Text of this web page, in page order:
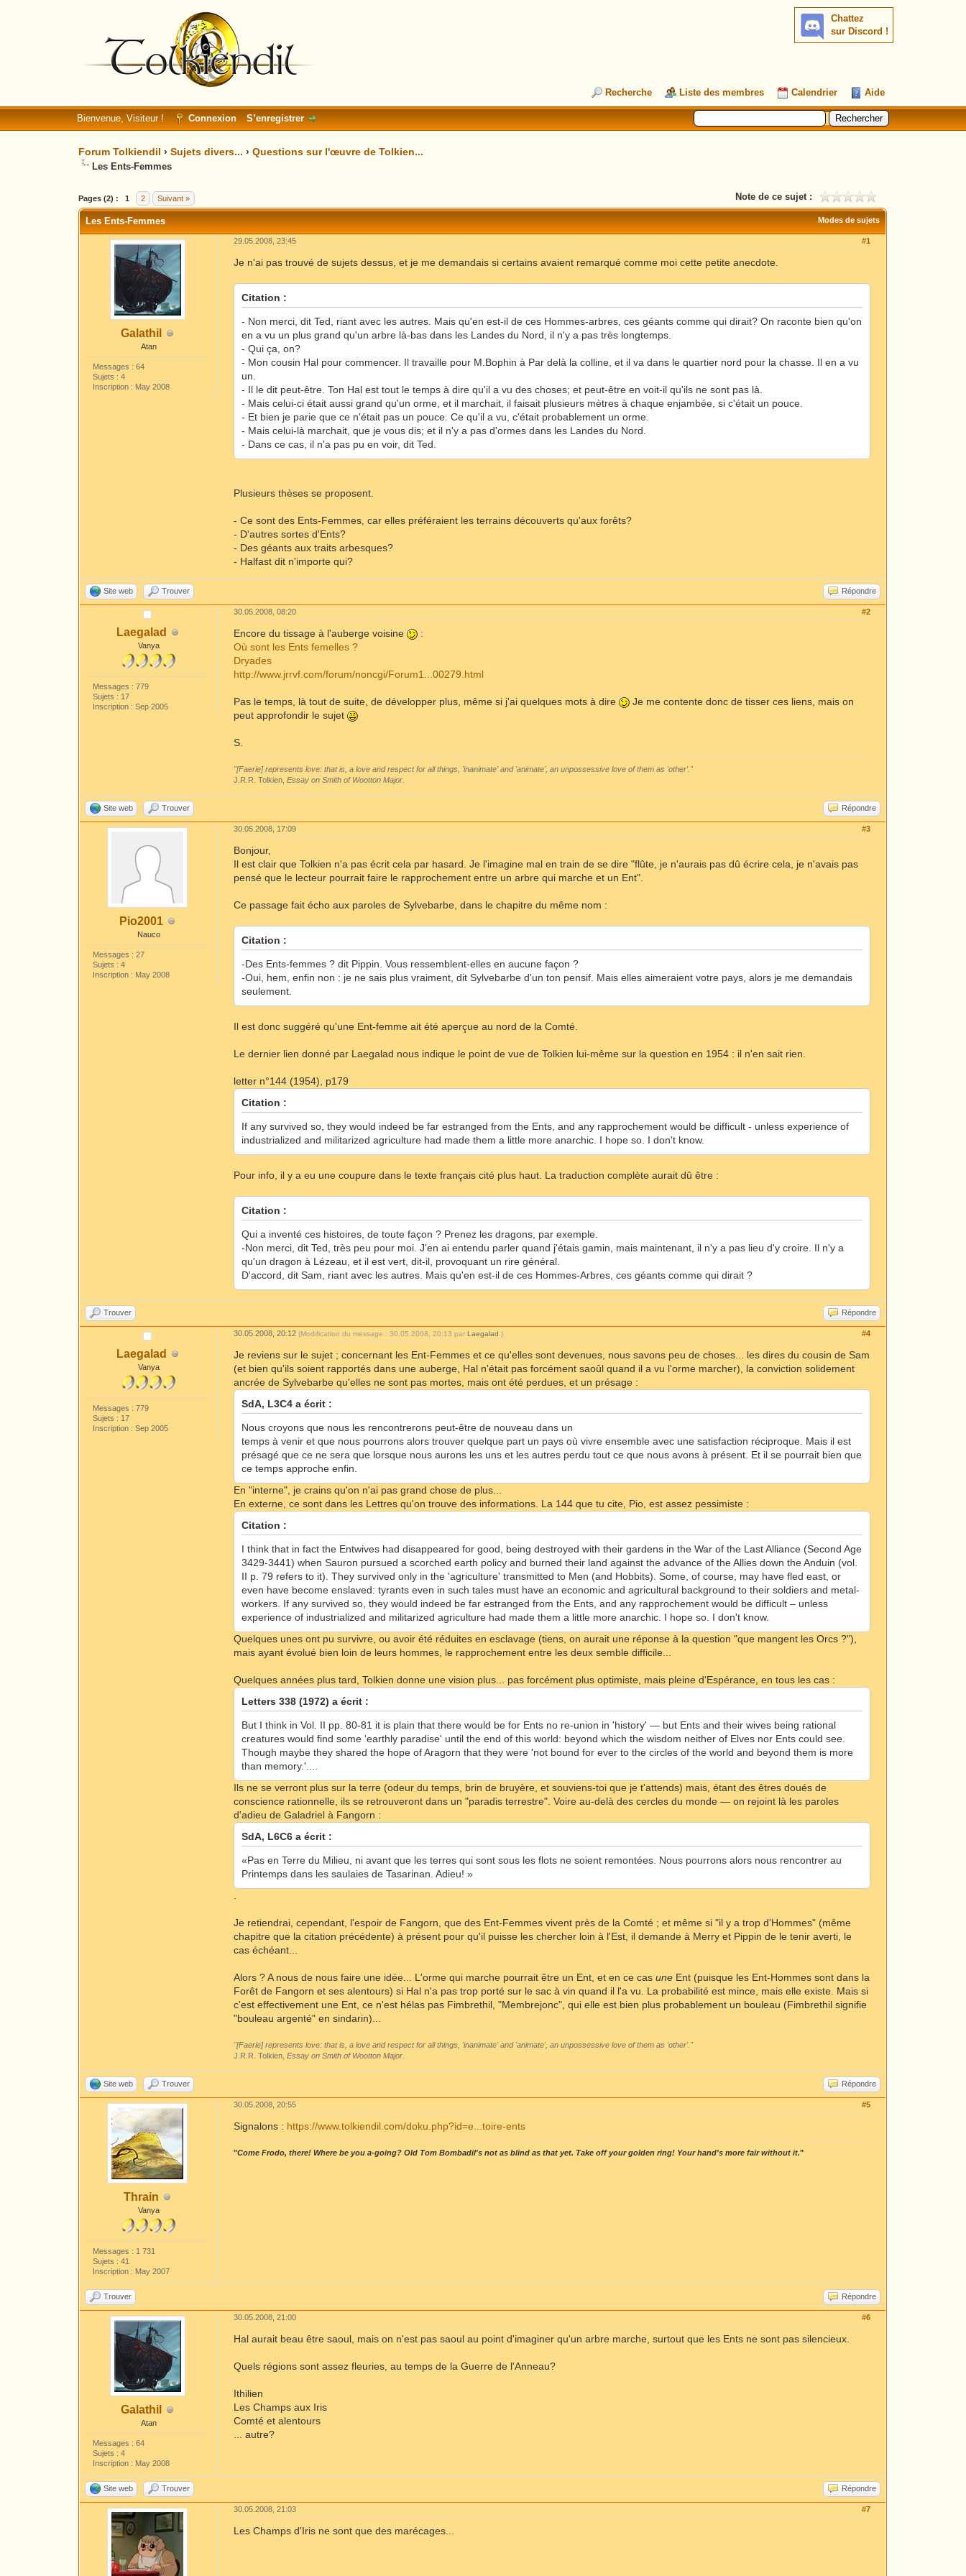
Chattez
sur Discord !
Recherche Liste des membres Calendrier Aide
Bienvenue, Visiteur ! Connexion S’enregistrer
Forum Tolkiendil ›Sujets divers... ›Questions sur l'œuvre de Tolkien...
Les Ents-Femmes
Pages (2) : 1 2 Suivant » Note de ce sujet :
Moyenne : 0 (0 vote(s))
1
2
3
4
5
Modes de sujets
Les Ents-Femmes
Galathil
Atan
Messages : 64
Sujets : 4
Inscription : May 2008
#1
29.05.2008, 23:45
Je n'ai pas trouvé de sujets dessus, et je me demandais si certains avaient remarqué comme moi cette petite anecdote.
Citation :
- Non merci, dit Ted, riant avec les autres. Mais qu'en est-il de ces Hommes-arbres, ces géants comme qui dirait? On raconte bien qu'on
en a vu un plus grand qu'un arbre là-bas dans les Landes du Nord, il n'y a pas très longtemps.
- Qui ça, on?
- Mon cousin Hal pour commencer. Il travaille pour M.Bophin à Par delà la colline, et il va dans le quartier nord pour la chasse. Il en a vu
un.
- Il le dit peut-être. Ton Hal est tout le temps à dire qu'il a vu des choses; et peut-être en voit-il qu'ils ne sont pas là.
- Mais celui-ci était aussi grand qu'un orme, et il marchait, il faisait plusieurs mètres à chaque enjambée, si c'était un pouce.
- Et bien je parie que ce n'était pas un pouce. Ce qu'il a vu, c'était probablement un orme.
- Mais celui-là marchait, que je vous dis; et il n'y a pas d'ormes dans les Landes du Nord.
- Dans ce cas, il n'a pas pu en voir, dit Ted.
Plusieurs thèses se proposent.
- Ce sont des Ents-Femmes, car elles préféraient les terrains découverts qu'aux forêts?
- D'autres sortes d'Ents?
- Des géants aux traits arbesques?
- Halfast dit n'importe qui?
Site web Trouver Répondre
Laegalad
Vanya
Messages : 779
Sujets : 17
Inscription : Sep 2005
#2
30.05.2008, 08:20
Encore du tissage à l'auberge voisine
:
Où sont les Ents femelles ?
Dryades
http://www.jrrvf.com/forum/noncgi/Forum1...00279.html
Pas le temps, là tout de suite, de développer plus, même si j'ai quelques mots à dire
Je me contente donc de tisser ces liens, mais on
peut approfondir le sujet
S.
"[Faerie] represents love: that is, a love and respect for all things, 'inanimate' and 'animate', an unpossessive love of them as 'other'."
J.R.R. Tolkien,Essay on Smith of Wootton Major
Site web Trouver Répondre
Pio2001
Nauco
Messages : 27
Sujets : 4
Inscription : May 2008
#3
30.05.2008, 17:09
Bonjour,
Il est clair que Tolkien n'a pas écrit cela par hasard. Je l'imagine mal en train de se dire "flûte, je n'aurais pas dû écrire cela, je n'avais pas
pensé que le lecteur pourrait faire le rapprochement entre un arbre qui marche et un Ent".
Ce passage fait écho aux paroles de Sylvebarbe, dans le chapitre du même nom :
Citation :
-Des Ents-femmes ? dit Pippin. Vous ressemblent-elles en aucune façon ?
-Oui, hem, enfin non : je ne sais plus vraiment, dit Sylvebarbe d'un ton pensif. Mais elles aimeraient votre pays, alors je me demandais
seulement.
Il est donc suggéré qu'une Ent-femme ait été aperçue au nord de la Comté.
Le dernier lien donné par Laegalad nous indique le point de vue de Tolkien lui-même sur la question en 1954 : il n'en sait rien.
letter n°144 (1954), p179
Citation :
If any survived so, they would indeed be far estranged from the Ents, and any rapprochement would be difficult - unless experience of
industrialized and militarized agriculture had made them a little more anarchic. I hope so. I don't know.
Pour info, il y a eu une coupure dans le texte français cité plus haut. La traduction complète aurait dû être :
Citation :
Qui a inventé ces histoires, de toute façon ? Prenez les dragons, par exemple.
-Non merci, dit Ted, très peu pour moi. J'en ai entendu parler quand j'étais gamin, mais maintenant, il n'y a pas lieu d'y croire. Il n'y a
qu'un dragon à Lézeau, et il est vert, dit-il, provoquant un rire général.
D'accord, dit Sam, riant avec les autres. Mais qu'en est-il de ces Hommes-Arbres, ces géants comme qui dirait ?
Trouver Répondre
Laegalad
Vanya
Messages : 779
Sujets : 17
Inscription : Sep 2005
#4
30.05.2008, 20:12(Modification du message : 30.05.2008, 20:13 parLaegalad .)
Je reviens sur le sujet ; concernant les Ent-Femmes et ce qu'elles sont devenues, nous savons peu de choses... les dires du cousin de Sam
(et bien qu'ils soient rapportés dans une auberge, Hal n'était pas forcément saoûl quand il a vu l'orme marcher), la conviction solidement
ancrée de Sylvebarbe qu'elles ne sont pas mortes, mais ont été perdues, et un présage :
SdA, L3C4 a écrit :
Nous croyons que nous les rencontrerons peut-être de nouveau dans un
temps à venir et que nous pourrons alors trouver quelque part un pays où vivre ensemble avec une satisfaction réciproque. Mais il est
présagé que ce ne sera que lorsque nous aurons les uns et les autres perdu tout ce que nous avons à présent. Et il se pourrait bien que
ce temps approche enfin.
En "interne", je crains qu'on n'ai pas grand chose de plus...
En externe, ce sont dans les Lettres qu'on trouve des informations. La 144 que tu cite, Pio, est assez pessimiste :
Citation :
I think that in fact the Entwives had disappeared for good, being destroyed with their gardens in the War of the Last Alliance (Second Age
3429-3441) when Sauron pursued a scorched earth policy and burned their land against the advance of the Allies down the Anduin (vol.
II p. 79 refers to it). They survived only in the 'agriculture' transmitted to Men (and Hobbits). Some, of course, may have fled east, or
even have become enslaved: tyrants even in such tales must have an economic and agricultural background to their soldiers and metal-
workers. If any survived so, they would indeed be far estranged from the Ents, and any rapprochement would be difficult – unless
experience of industrialized and militarized agriculture had made them a little more anarchic. I hope so. I don't know.
Quelques unes ont pu survivre, ou avoir été réduites en esclavage (tiens, on aurait une réponse à la question "que mangent les Orcs ?"),
mais ayant évolué bien loin de leurs hommes, le rapprochement entre les deux semble difficile...
Quelques années plus tard, Tolkien donne une vision plus... pas forcément plus optimiste, mais pleine d'Espérance, en tous les cas :
Letters 338 (1972) a écrit :
But I think in Vol. II pp. 80-81 it is plain that there would be for Ents no re-union in 'history' — but Ents and their wives being rational
creatures would find some 'earthly paradise' until the end of this world: beyond which the wisdom neither of Elves nor Ents could see.
Though maybe they shared the hope of Aragorn that they were 'not bound for ever to the circles of the world and beyond them is more
than memory.'....
Ils ne se verront plus sur la terre (odeur du temps, brin de bruyère, et souviens-toi que je t'attends) mais, étant des êtres doués de
conscience rationnelle, ils se retrouveront dans un "paradis terrestre". Voire au-delà des cercles du monde — on rejoint là les paroles
d'adieu de Galadriel à Fangorn :
SdA, L6C6 a écrit :
«Pas en Terre du Milieu, ni avant que les terres qui sont sous les flots ne soient remontées. Nous pourrons alors nous rencontrer au
Printemps dans les saulaies de Tasarinan. Adieu! »
Je retiendrai, cependant, l'espoir de Fangorn, que des Ent-Femmes vivent près de la Comté ; et même si "il y a trop d'Hommes" (même
chapitre que la citation précédente) à présent pour qu'il puisse les chercher loin à l'Est, il demande à Merry et Pippin de le tenir averti, le
cas échéant...
Alors ? A nous de nous faire une idée... L'orme qui marche pourrait être un Ent, et en ce casune Ent (puisque les Ent-Hommes sont dans la
Forêt de Fangorn et ses alentours) si Hal n'a pas trop porté sur le sac à vin quand il l'a vu. La probabilité est mince, mais elle existe. Mais si
c'est effectivement une Ent, ce n'est hélas pas Fimbrethil, "Membrejonc", qui elle est bien plus probablement un bouleau (Fimbrethil signifie
"bouleau argenté" en sindarin)...
"[Faerie] represents love: that is, a love and respect for all things, 'inanimate' and 'animate', an unpossessive love of them as 'other'."
J.R.R. Tolkien,Essay on Smith of Wootton Major
Site web Trouver Répondre
Thrain
Vanya
Messages : 1 731
Sujets : 41
Inscription : May 2007
#5
30.05.2008, 20:55
Signalons : https://www.tolkiendil.com/doku.php?id=e...toire-ents
"Come Frodo, there! Where be you a-going? Old Tom Bombadil's not as blind as that yet. Take off your golden ring! Your hand's more fair without it."
Trouver Répondre
Galathil
Atan
Messages : 64
Sujets : 4
Inscription : May 2008
#6
30.05.2008, 21:00
Hal aurait beau être saoul, mais on n'est pas saoul au point d'imaginer qu'un arbre marche, surtout que les Ents ne sont pas silencieux.
Quels régions sont assez fleuries, au temps de la Guerre de l'Anneau?
Ithilien
Les Champs aux Iris
Comté et alentours
... autre?
Site web Trouver Répondre
#7
30.05.2008, 21:03
Les Champs d'Iris ne sont que des marécages...